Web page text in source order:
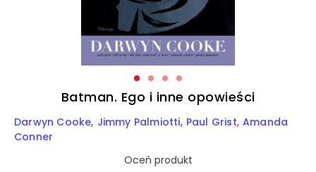
Batman. Ego i inne opowieści
Darwyn Cooke Jimmy Palmiotti Paul Grist Amanda
Conner
Oceń produkt